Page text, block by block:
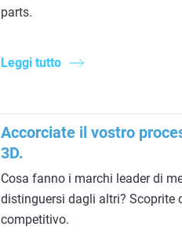
parts.
Leggi tutto
Accorciate il vostro
3D.
Cosa fanno i marchi leader di
distinguersi dagli altri?
competitivo.